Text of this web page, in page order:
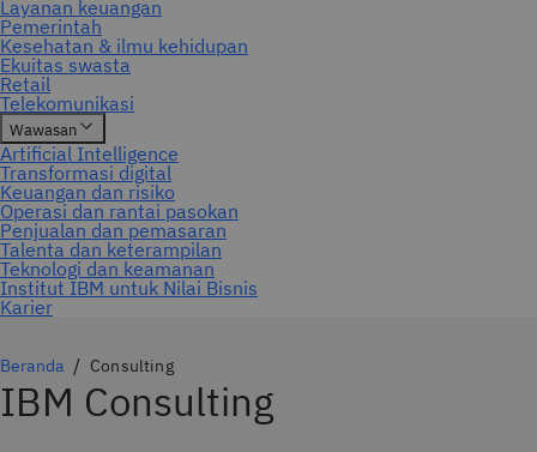
Beranda Consulting
IBM Consulting